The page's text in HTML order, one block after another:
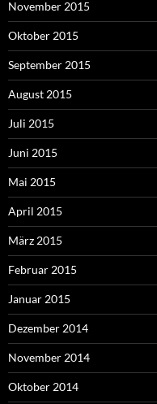
November 2015
Oktober 2015
September 2015
August 2015
Juli 2015
Juni 2015
Mai 2015
April 2015
März 2015
Februar 2015
Januar 2015
Dezember 2014
November 2014
Oktober 2014